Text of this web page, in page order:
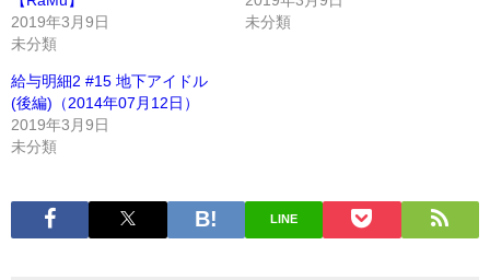
2019年3月9日
未分類
未分類
給与明細2 #15 地下アイドル
(後編)（2014年07月12日）
2019年3月9日
未分類
LINE